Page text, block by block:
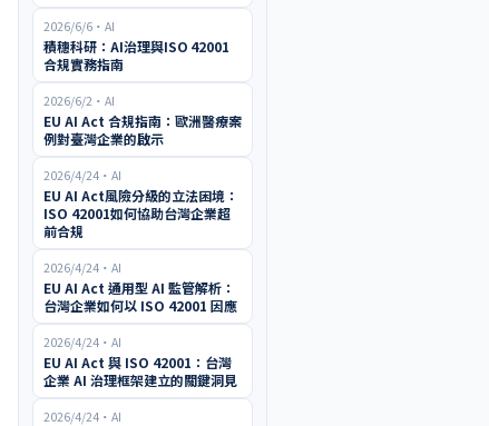
2026/6/6 ・ AI
積穗科研：AI治理與ISO 42001
合規實務指南
2026/6/2 ・ AI
EU AI Act 合規指南：歐洲醫療案
例對臺灣企業的啟示
2026/4/24 ・ AI
EU AI Act風險分級的立法困境：
ISO 42001如何協助台灣企業超
前合規
2026/4/24 ・ AI
EU AI Act 通用型 AI 監管解析：
台灣企業如何以 ISO 42001 因應
2026/4/24 ・ AI
EU AI Act 與 ISO 42001：台灣
企業 AI 治理框架建立的關鍵洞見
2026/4/24 ・ AI